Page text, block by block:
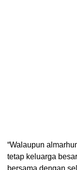
“Walaupun
tetap keluarga